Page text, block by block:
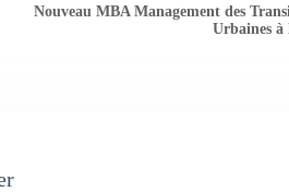
Nouveau MBA Management des
Urbaines à